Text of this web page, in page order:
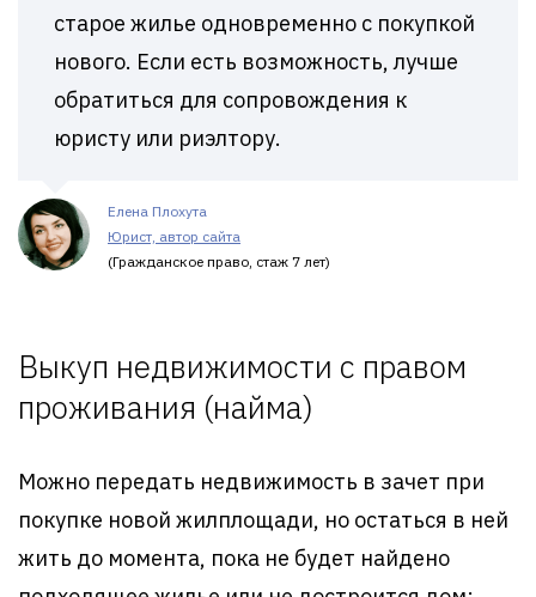
старое жилье одновременно с покупкой
нового. Если есть возможность, лучше
обратиться для сопровождения к
юристу или риэлтору.
Елена Плохута
Юрист, автор сайта
(Гражданское право, стаж 7 лет)
Выкуп недвижимости с правом
проживания (найма)
Можно передать недвижимость в зачет при
покупке новой жилплощади, но остаться в ней
жить до момента, пока не будет найдено